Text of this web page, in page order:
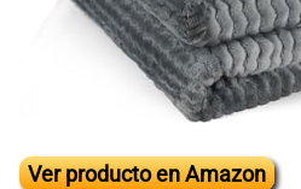
Ver producto en Amazon